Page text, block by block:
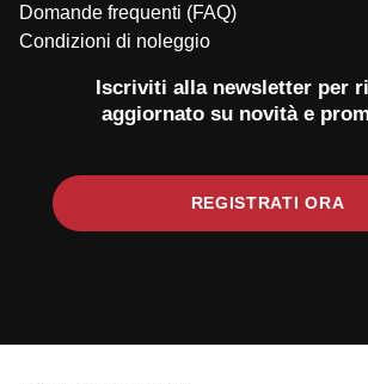
Domande frequenti (FAQ)
Condizioni di noleggio
Iscriviti alla newsletter per
aggiornato su novità e
REGISTRATI ORA